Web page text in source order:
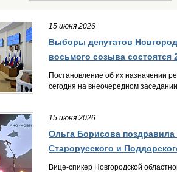
15 июня 2026
Выборы депутатов
восьмого созыва состоятся
Постановление об их назначении
сегодня на внеочередном
15 июня 2026
Ольга Борисова поздравила
Старорусского и
Вице-спикер Новгородской